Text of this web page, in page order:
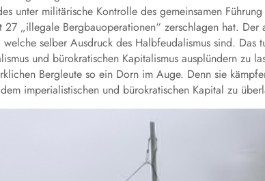
unter militärische Kontrolle des gemeinsamen
27 „illegale Bergbauoperationen“ zerschlagen hat.
selber Ausdruck des Halbfeudalismus sind. Das
und bürokratischen Kapitalismus ausplündern zu
Bergleute so ein Dorn im Auge. Denn sie
imperialistischen und bürokratischen Kapital zu